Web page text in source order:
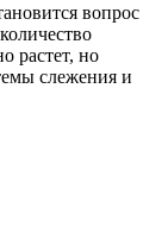
вопрос
растет, но
слежения и